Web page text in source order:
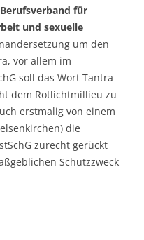
für
und sexuelle
um den
vor allem im
soll das Wort Tantra
dem Rotlichtmillieu zu
erstmalig von einem
die
zurecht gerückt
Schutzzweck